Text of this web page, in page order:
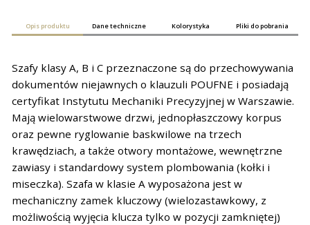
Opis produktu Dane techniczne Kolorystyka Pliki do pobrania
Szafy klasy A, B i C przeznaczone są do przechowywania
dokumentów niejawnych o klauzuli POUFNE i posiadają
certyfikat Instytutu Mechaniki Precyzyjnej w Warszawie.
Mają wielowarstwowe drzwi, jednopłaszczowy korpus
oraz pewne ryglowanie baskwilowe na trzech
krawędziach, a także otwory montażowe, wewnętrzne
zawiasy i standardowy system plombowania (kołki i
miseczka). Szafa w klasie A wyposażona jest w
mechaniczny zamek kluczowy (wielozastawkowy, z
możliwością wyjęcia klucza tylko w pozycji zamkniętej)